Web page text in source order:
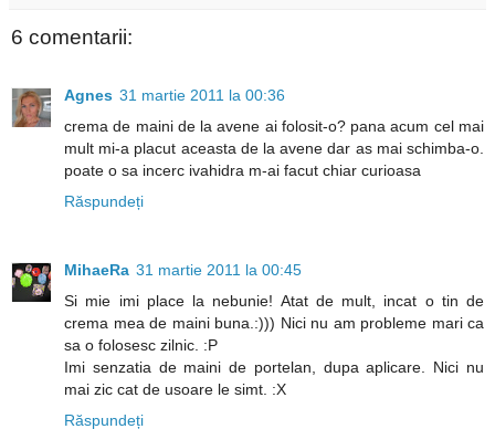
6 comentarii:
Agnes 31 martie 2011 la 00:36
crema de maini de la avene ai folosit-o? pana acum cel mai
mult mi-a placut aceasta de la avene dar as mai schimba-o.
poate o sa incerc ivahidra m-ai facut chiar curioasa
Răspundeți
MihaeRa 31 martie 2011 la 00:45
Si mie imi place la nebunie! Atat de mult, incat o tin de
crema mea de maini buna.:))) Nici nu am probleme mari ca
sa o folosesc zilnic. :P
Imi senzatia de maini de portelan, dupa aplicare. Nici nu
mai zic cat de usoare le simt. :X
Răspundeți